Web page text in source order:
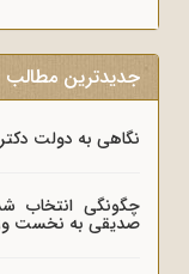
جدیدترین مطالب
نگاهی به دولت دکتر
چگونگی انتخاب
صدیقی به نخست